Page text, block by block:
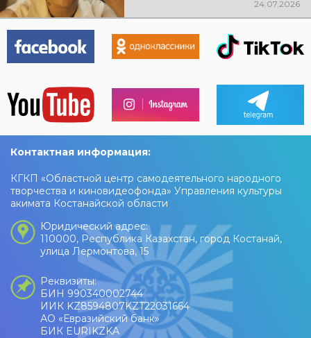
24.07.2026
Контактная информация:
КГКП «Областной центр самодеятельного народного
творчества и киновидеофонда» Управления культуры
акимата Костанайской области
Юридический адрес:
110000, Республика Казахстан, город Костанай,
улица Лермонтова, 15
Реквизиты:
БИН 990340002744
ИИК KZ8594807KZT22031664
АО «Евразийский банк»
БИК EURIKZKA